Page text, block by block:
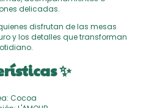
delicadas.
disfrutan de las mesas
y los detalles que transforman
✨
Cocoa